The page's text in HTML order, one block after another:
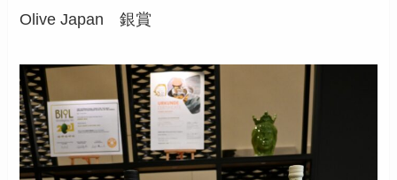
Olive Japan 銀賞